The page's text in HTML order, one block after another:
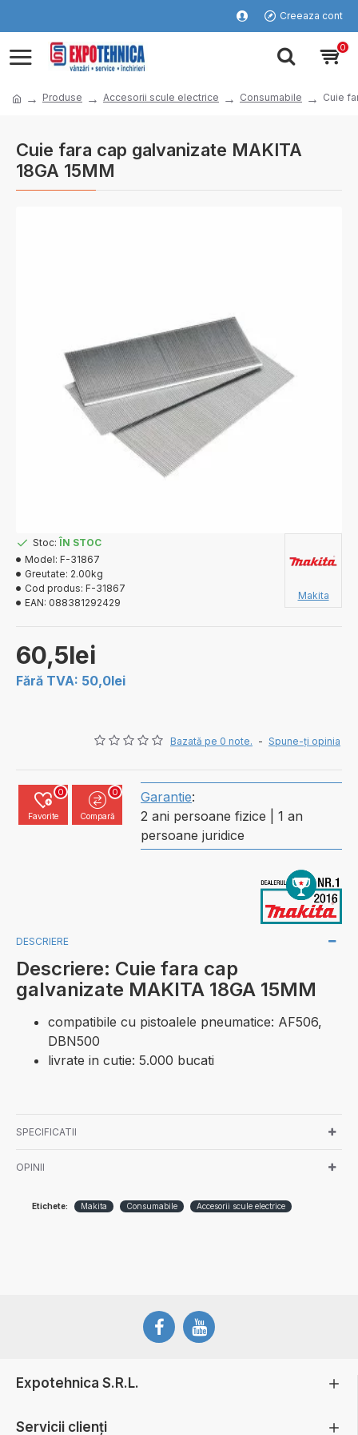
Creeaza cont
0
Produse Accesorii scule electrice Consumabile Cuie
Cuie fara cap galvanizate MAKITA
18GA 15MM
Bazată pe 0 note. - Spune-ţi opinia
60,5lei
Fără TVA: 50,0lei
Stoc: ÎN STOC
Model: F-31867
Greutate: 2.00kg
Cod produs: F-31867
EAN: 088381292429
Makita
Favorite
0
Compară
0 Garantie:
2 ani persoane fizice | 1 an
persoane juridice
DESCRIERE
Descriere: Cuie fara cap
galvanizate MAKITA 18GA 15MM
compatibile cu pistoalele pneumatice: AF506,
DBN500
livrate in cutie: 5.000 bucati
SPECIFICATII
OPINII
Etichete: Makita Consumabile Accesorii scule electrice
Expotehnica S.R.L.
Servicii clienți